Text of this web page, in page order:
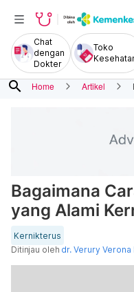
Chat
dengan
Dokter
Toko
search Home Artikel
Bagaimana
yang Alami
Kernikterus
Ditinjau oleh dr. Verury Verona